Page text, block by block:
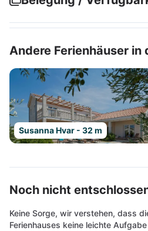
Andere Ferienhäuser in
Susanna Hvar - 32 m
Noch nicht
Keine Sorge, wir verstehen, dass
Ferienhauses keine leichte